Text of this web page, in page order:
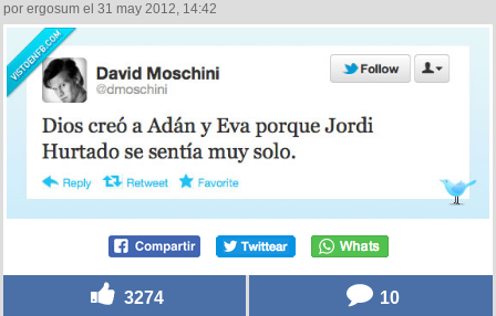
por ergosum el 31 may 2012, 14:42
3274 10